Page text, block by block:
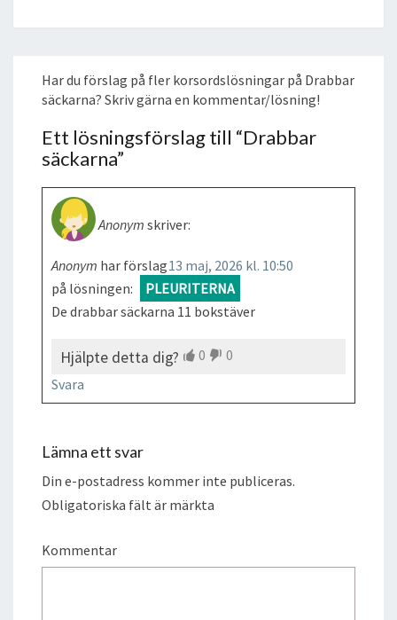
Har du förslag på fler korsordslösningar på Drabbar
säckarna? Skriv gärna en kommentar/lösning!
Ett lösningsförslag till “Drabbar
säckarna”
Anonym skriver:
13 maj, 2026 kl. 10:50
Anonym har förslag
på lösningen:
PLEURITERNA
De drabbar säckarna 11 bokstäver
Hjälpte detta dig? 0
0
Svara
Lämna ett svar
Din e-postadress kommer inte publiceras.
Obligatoriska fält är märkta
Kommentar